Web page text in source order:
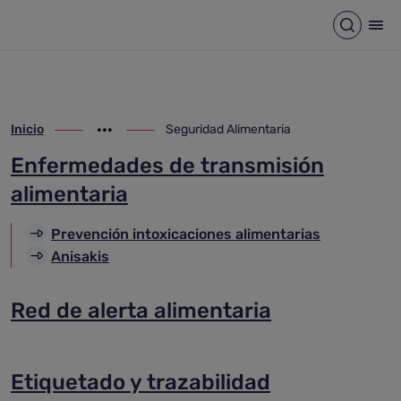
Abrir
ir-a inicio
Inicio
Mostrar opciones del camino de migas
ir-a Seguridad Alimentaria
Seguridad Alimentaria
Enfermedades de transmisión
alimentaria
Prevención intoxicaciones alimentarias
Anisakis
Red de alerta alimentaria
Etiquetado y trazabilidad